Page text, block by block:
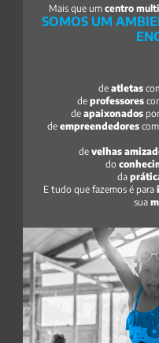
Mais que um centro
SOMOS UM
de atletas
de professores
de apaixonados
de empreendedores com
de velhas
do
da
E tudo que fazemos é para
sua